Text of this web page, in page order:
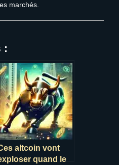
marchés.
:
altcoin vont
quand le